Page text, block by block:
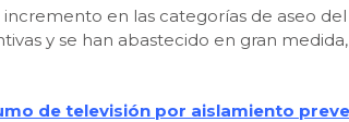
en las categorías de aseo
y se han abastecido en gran
de televisión por aislamiento